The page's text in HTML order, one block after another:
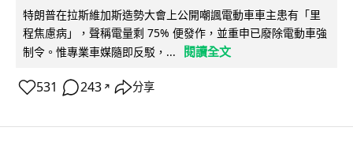
特朗普在拉斯維加斯造勢大會上公開嘲諷電動車車主患有「里
程焦慮病」，聲稱電量剩 75% 便發作，並重申已廢除電動車強
制令。惟專業車媒隨即反駁，...
閱讀全文
531 243 ↗ 分享